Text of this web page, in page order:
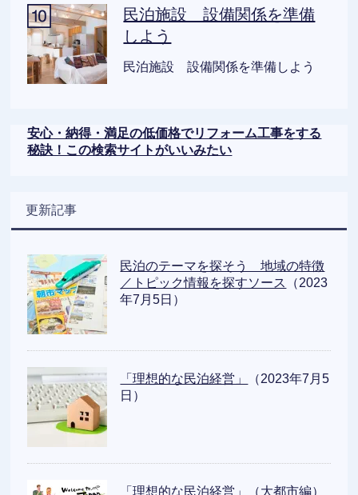
民泊施設 設備関係を準備
しよう
民泊施設 設備関係を準備しよう
安心・納得・満足の低価格でリフォーム工事をする
秘訣！この検索サイトがいいみたい
更新記事
民泊のテーマを探そう 地域の特徴
／トピック情報を探すソース
（2023
年7月5日）
「理想的な民泊経営」
（2023年7月5
日）
「理想的な民泊経営」（大都市編）